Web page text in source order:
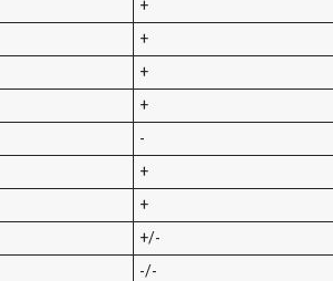
+
+
+
+
-
+
+
+/-
-/-